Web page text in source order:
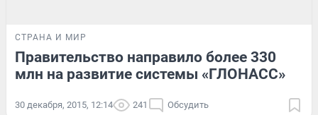
СТРАНА И МИР
Правительство направило более 330
млн на развитие системы «ГЛОНАСС»
30 декабря, 2015, 12:14 241 Обсудить